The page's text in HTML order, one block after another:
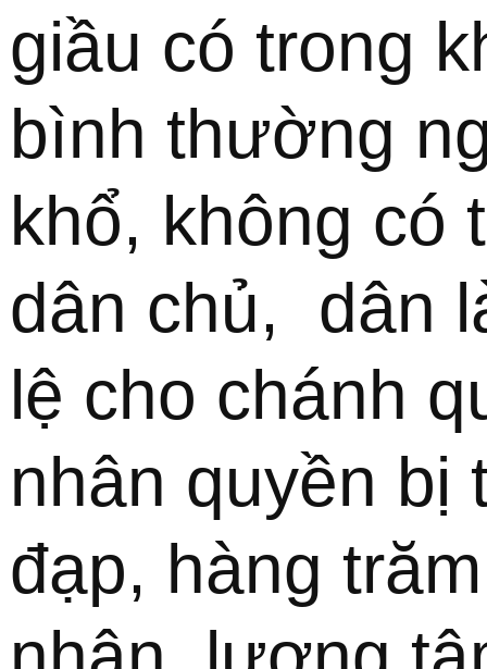
giầu có trong
bình thường
khổ, không có
dân chủ,  dân
lệ cho chánh
nhân quyền bị
đạp, hàng